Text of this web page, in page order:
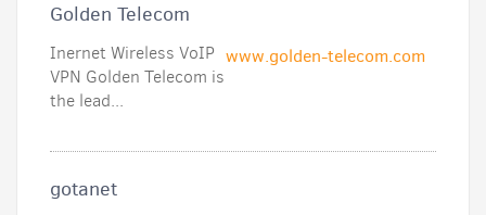
Golden Telecom
www.golden-telecom.com
Inernet Wireless VoIP
VPN Golden Telecom is
the lead...
gotanet